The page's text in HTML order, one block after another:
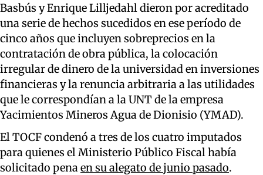
Basbús y Enrique Lilljedahl dieron por acreditado
una serie de hechos sucedidos en ese período de
cinco años que incluyen sobreprecios en la
contratación de obra pública, la colocación
irregular de dinero de la universidad en inversiones
financieras y la renuncia arbitraria a las utilidades
que le correspondían a la UNT de la empresa
Yacimientos Mineros Agua de Dionisio (YMAD).
El TOCF condenó a tres de los cuatro imputados
para quienes el Ministerio Público Fiscal había
solicitado penaen su alegato de junio pasado.